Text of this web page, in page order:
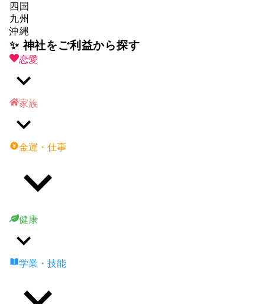
四国
九州
沖縄
✨ 神社をご利益から探す
恋愛
家族
金運・仕事
健康
学業・技能